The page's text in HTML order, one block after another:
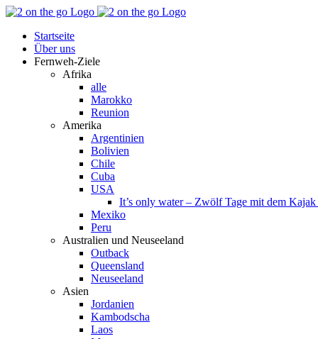
Zum
springen
Facebook
YouTube
Instagram
Pinterest
Rss
Startseite
Über uns
Fernweh-Ziele
Afrika
alle
Marokko
Reunion
Amerika
Argentinien
Bolivien
Chile
Cuba
USA
It’s only water – Zwölf Tage mit dem
Mexiko
Peru
Australien und Neuseeland
Outback
Queensland
Neuseeland
Asien
Jordanien
Kambodscha
Laos